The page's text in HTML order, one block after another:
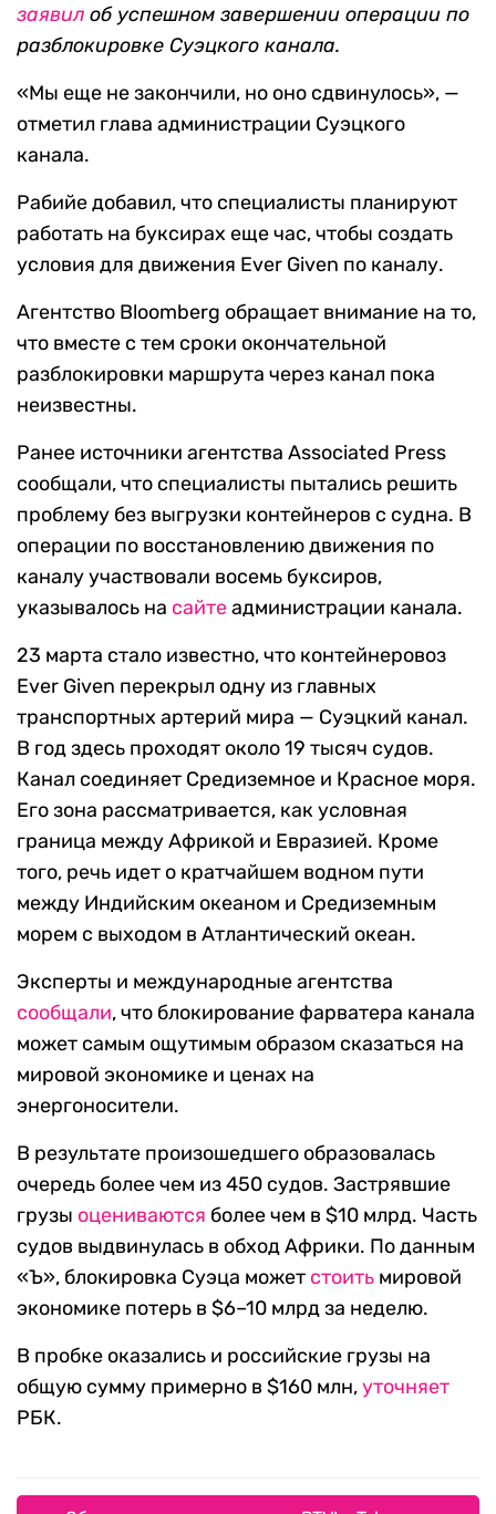
заявил об успешном завершении операции по
разблокировке Суэцкого канала.
«Мы еще не закончили, но оно сдвинулось», —
отметил глава администрации Суэцкого
канала.
Рабийе добавил, что специалисты планируют
работать на буксирах еще час, чтобы создать
условия для движения Ever Given по каналу.
Агентство Bloomberg обращает внимание на то,
что вместе с тем сроки окончательной
разблокировки маршрута через канал пока
неизвестны.
Ранее источники агентства Associated Press
сообщали, что специалисты пытались решить
проблему без выгрузки контейнеров с судна. В
операции по восстановлению движения по
каналу участвовали восемь буксиров,
указывалось на сайтеадминистрации канала.
23 марта стало известно, что контейнеровоз
Ever Given перекрыл одну из главных
транспортных артерий мира — Суэцкий канал.
В год здесь проходят около 19 тысяч судов.
Канал соединяет Средиземное и Красное моря.
Его зона рассматривается, как условная
граница между Африкой и Евразией. Кроме
того, речь идет о кратчайшем водном пути
между Индийским океаном и Средиземным
морем с выходом в Атлантический океан.
Эксперты и международные агентства
сообщали, что блокирование фарватера канала
может самым ощутимым образом сказаться на
мировой экономике и ценах на
энергоносители.
В результате произошедшего образовалась
очередь более чем из 450 судов. Застрявшие
грузы оцениваются более чем в $10 млрд. Часть
судов выдвинулась в обход Африки. По данным
«Ъ», блокировка Суэца может стоить мировой
экономике потерь в $6–10 млрд за неделю.
В пробке оказались и российские грузы на
общую сумму примерно в $160 млн,уточняет
РБК.